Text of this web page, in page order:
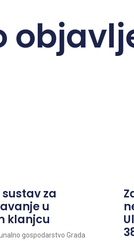
za
u
klanjcu
gospodarstvo Grada